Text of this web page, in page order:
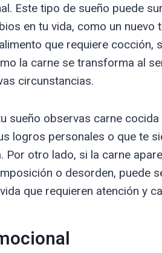
Este tipo de sueño puede
en tu vida, como un nuevo
que requiere
la carne se transforma al
circunstancias.
sueño observas carne
logros personales o que te
Por otro lado, si la carne
o desorden, puede
que requieren atención y